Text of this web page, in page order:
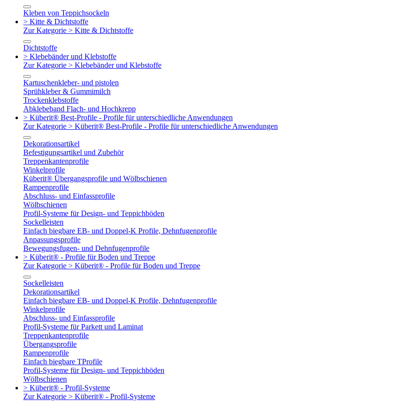
Kleben von Teppichsockeln
> Kitte & Dichtstoffe
Zur Kategorie > Kitte & Dichtstoffe
Dichtstoffe
> Klebebänder und Klebstoffe
Zur Kategorie > Klebebänder und Klebstoffe
Kartuschenkleber- und pistolen
Sprühkleber & Gummimilch
Trockenklebstoffe
Abklebeband Flach- und Hochkrepp
> Küberit® Best-Profile - Profile für unterschiedliche Anwendungen
Zur Kategorie > Küberit® Best-Profile - Profile für unterschiedliche Anwendungen
Dekorationsartikel
Befestigungsartikel und Zubehör
Treppenkantenprofile
Winkelprofile
Küberit® Übergangsprofile und Wölbschienen
Rampenprofile
Abschluss- und Einfassprofile
Wölbschienen
Profil-Systeme für Design- und Teppichböden
Sockelleisten
Einfach biegbare EB- und Doppel-K Profile, Dehnfugenprofile
Anpassungsprofile
Bewegungsfugen- und Dehnfugenprofile
> Küberit® - Profile für Boden und Treppe
Zur Kategorie > Küberit® - Profile für Boden und Treppe
Sockelleisten
Dekorationsartikel
Einfach biegbare EB- und Doppel-K Profile, Dehnfugenprofile
Winkelprofile
Abschluss- und Einfassprofile
Profil-Systeme für Parkett und Laminat
Treppenkantenprofile
Übergangsprofile
Rampenprofile
Einfach biegbare TProfile
Profil-Systeme für Design- und Teppichböden
Wölbschienen
> Küberit® - Profil-Systeme
Zur Kategorie > Küberit® - Profil-Systeme